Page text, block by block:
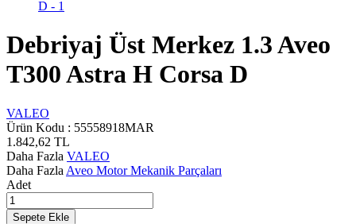
Debriyaj Üst Merkez 1.3 Aveo
T300 Astra H Corsa D
VALEO
Ürün Kodu : 55558918MAR
1.842,62 TL
Daha Fazla VALEO
Daha Fazla Aveo Motor Mekanik Parçaları
Adet
Sepete Ekle